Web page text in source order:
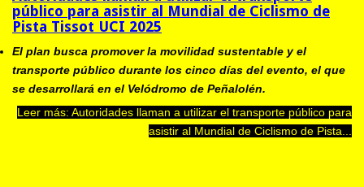
público para asistir al Mundial de Ciclismo de
Pista Tissot UCI 2025
El plan busca promover la movilidad sustentable y el
transporte público durante los cinco días del evento, el que
se desarrollará en el Velódromo de Peñalolén.
Leer más: Autoridades llaman a utilizar el transporte público para
asistir al Mundial de Ciclismo de Pista...